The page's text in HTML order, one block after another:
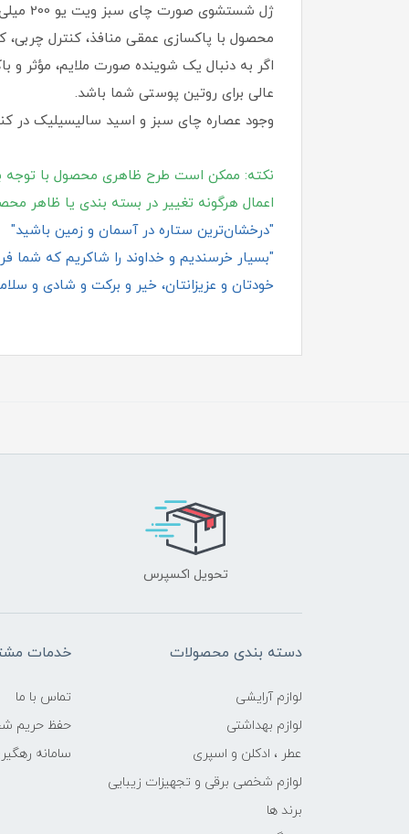
ژل
محصول با پاکسازی عمقی منافذ، کنترل
اگر به دنبال یک شوینده صورت ملایم، مؤثر
عالی برای روتین پوستی شما باشد.
وجود عصاره چای سبز و اسید سالیسیلیک در
نکته: ممکن است طرح ظاهری محصول با توجه
اعمال هرگونه تغییر در بسته‌ بندی یا ظاهر
"درخشان‌ترین ستاره در آسمان و زمین باشید"
"بسیار خرسندیم و خداوند را شاکریم که شما
خودتان و عزیزانتان، خیر و برکت و شادی و
تحویل اکسپرس
دسته بندی محصولات
لوازم آرایشی
لوازم بهداشتی
عطر ، ادکلن و اسپری
لوازم شخصی برقی و تجهیزات زیبایی
برند ها
خدمات
تماس با ما
حفظ حریم
سامانه